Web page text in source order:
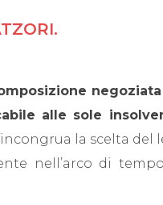
alle sole
la scelta del
nell’arco di